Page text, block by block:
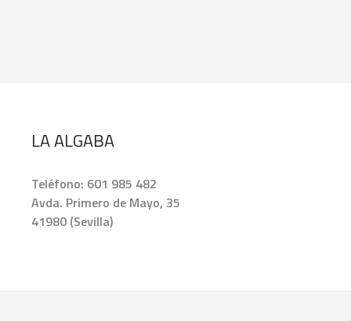
LA ALGABA
Teléfono: 601 985 482
Avda. Primero de Mayo, 35
41980 (Sevilla)